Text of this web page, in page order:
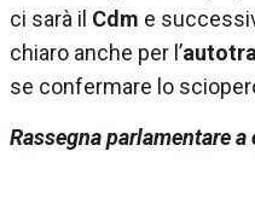
ci sarà il Cdm e
chiaro anche per l’
se confermare lo
Rassegna parlamentare a